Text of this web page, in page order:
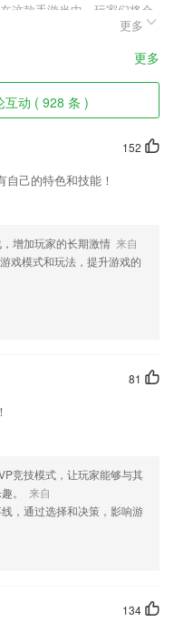
这款手游当中，玩家们将会
体验，海量的战斗仙侠元素，
超强VIP加持，享受精彩仙
手机成为你移动的摄像头，
模式、字体大小、多样独特
信息及时触达，更多优惠、
控、可追溯，确保每一头出
信息，查看到更多的数据内
宝开心的好助手
这里查看自己的学习课程
效果
更多
更多
互动 ( 928 条 )
152
己的特色和技能！
增加玩家的长期激情 来自
戏模式和玩法，提升游戏的
81
竞技模式，让玩家能够与其
。
来自
，通过选择和决策，影响游
134